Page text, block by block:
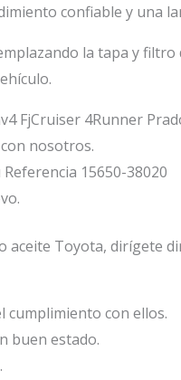
confiable y una
la tapa y
4Runner
nosotros.
15650-38020
Toyota, dirígete
cumplimiento con ellos.
buen estado.